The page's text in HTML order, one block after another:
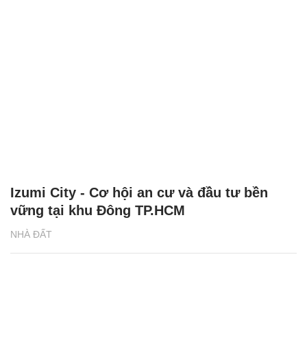
NHÀ ĐẤT
Izumi City - Cơ hội an cư và đầu tư bền
vững tại khu Đông TP.HCM